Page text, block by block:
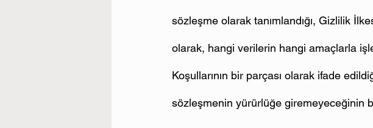
sözleşme olarak tanımlandığı, Gizlilik
olarak, hangi verilerin hangi amaçlarla
Koşullarının bir parçası olarak ifade
sözleşmenin yürürlüğe giremeyeceğinin